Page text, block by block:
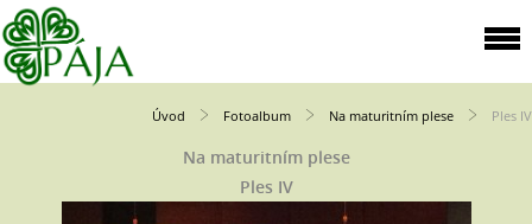
Úvod Fotoalbum Na maturitním plese Ples IV
Na maturitním plese
Ples IV